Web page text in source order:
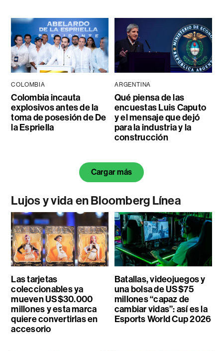
COLOMBIA
Colombia incauta
explosivos antes de la
toma de posesión de De
la Espriella
ARGENTINA
Qué piensa de las
encuestas Luis Caputo
y el mensaje que dejó
para la industria y la
construcción
Cargar más
Lujos y vida en Bloomberg Línea
Las tarjetas
coleccionables ya
mueven US$30.000
millones y esta marca
quiere convertirlas en
accesorio
Batallas, videojuegos y
una bolsa de US$75
millones “capaz de
cambiar vidas”: así es la
Esports World Cup 2026